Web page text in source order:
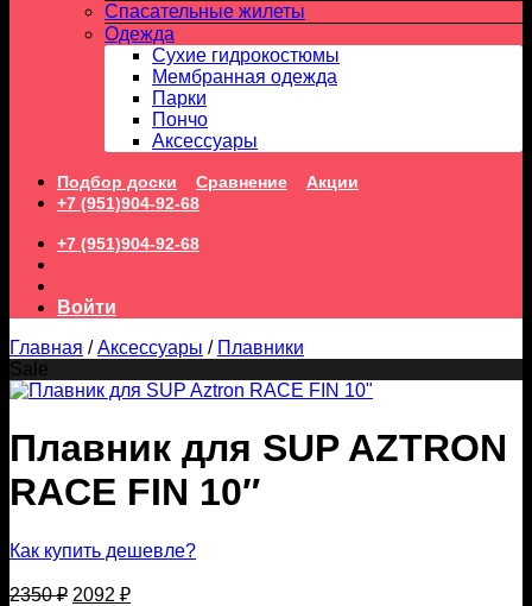
Спасательные жилеты
Одежда
Сухие гидрокостюмы
Мембранная одежда
Парки
Пончо
Аксессуары
Подбор доски Сравнение
Акции
+7 (951)904-92-68
+7 (951)904-92-68
Войти
Главная / Аксессуары / Плавники
Sale
Плавник для SUP AZTRON
RACE FIN 10″
Как купить дешевле?
2350₽ Первоначальная
2092 ₽Текущая